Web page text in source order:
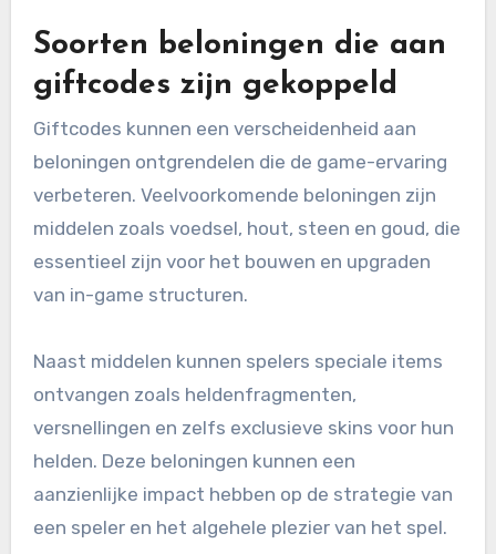
Soorten beloningen die aan
giftcodes zijn gekoppeld
Giftcodes kunnen een verscheidenheid aan
beloningen ontgrendelen die de game-ervaring
verbeteren. Veelvoorkomende beloningen zijn
middelen zoals voedsel, hout, steen en goud, die
essentieel zijn voor het bouwen en upgraden
van in-game structuren.
Naast middelen kunnen spelers speciale items
ontvangen zoals heldenfragmenten,
versnellingen en zelfs exclusieve skins voor hun
helden. Deze beloningen kunnen een
aanzienlijke impact hebben op de strategie van
een speler en het algehele plezier van het spel.